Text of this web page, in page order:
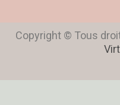
Copyright © Tous